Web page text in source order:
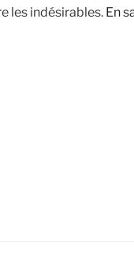
les indésirables. En